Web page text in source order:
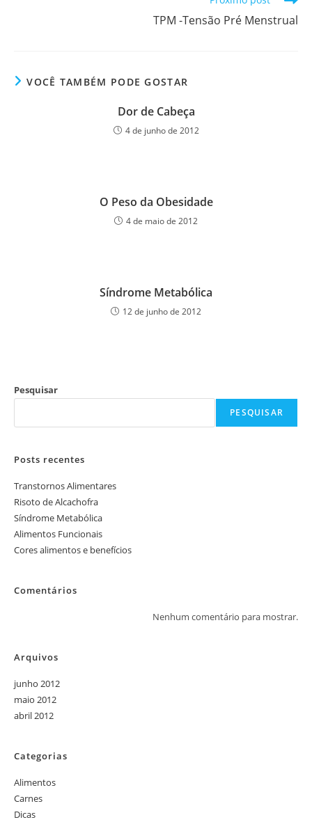
TPM -Tensão Pré Menstrual
VOCÊ TAMBÉM PODE GOSTAR
Dor de Cabeça
4 de junho de 2012
O Peso da Obesidade
4 de maio de 2012
Síndrome Metabólica
12 de junho de 2012
Pesquisar
PESQUISAR
Posts recentes
Transtornos Alimentares
Risoto de Alcachofra
Síndrome Metabólica
Alimentos Funcionais
Cores alimentos e benefícios
Comentários
Nenhum comentário para mostrar.
Arquivos
junho 2012
maio 2012
abril 2012
Categorias
Alimentos
Carnes
Dicas